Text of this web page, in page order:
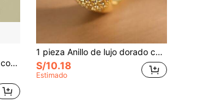
Anillo de lujo de moda retro con textura de espiga de trigo dorada y circonita incrustada para mujeres
1 pieza Anillo de lujo dorado con circonita cúbica brillante, anillo declarativo para mujeres para fiesta, banquete, boda, regalo del festival y regalo del Día de San Valentín
S/10.18
Estimado